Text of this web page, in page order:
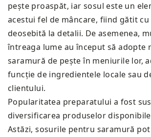
pește proaspăt, iar sosul este un
acestui fel de mâncare, fiind gătit
deosebită la detalii. De asemenea,
întreaga lume au început să adopte
saramură de pește în meniurile lor,
funcție de ingredientele locale sau
clientului.
Popularitatea preparatului a fost
diversificarea produselor
Astăzi, sosurile pentru saramură